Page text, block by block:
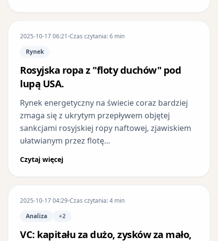
2025-10-17 06:21 Czas czytania: 6 min
Rynek
Rosyjska ropa z "floty duchów" pod
lupą USA.
Rynek energetyczny na świecie coraz bardziej
zmaga się z ukrytym przepływem objętej
sankcjami rosyjskiej ropy naftowej, zjawiskiem
ułatwianym przez flotę...
Czytaj więcej
2025-10-17 04:29 Czas czytania: 4 min
Analiza
+2
VC: kapitału za dużo, zysków za mało,